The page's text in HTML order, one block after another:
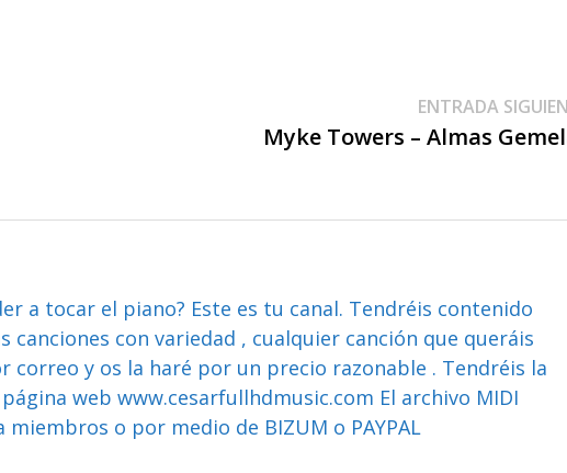
ENTRADA
Myke Towers – Almas
a tocar el piano? Este es tu canal. Tendréis contenido
canciones con variedad , cualquier canción que queráis
correo y os la haré por un precio razonable . Tendréis la
página web www.cesarfullhdmusic.com El archivo MIDI
o por medio de BIZUM o PAYPAL